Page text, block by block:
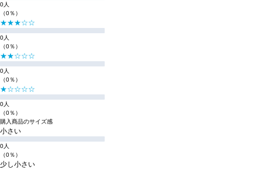
0人
（0％）
★★★☆☆
0人
（0％）
★★☆☆☆
0人
（0％）
★☆☆☆☆
0人
（0％）
購入商品のサイズ感
小さい
0人
（0％）
少し小さい